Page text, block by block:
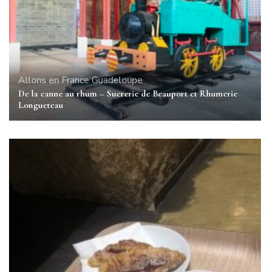
Allons en FranceGuadeloupe
De la canne au rhum – Sucrerie de Beauport et Rhumerie
Longueteau